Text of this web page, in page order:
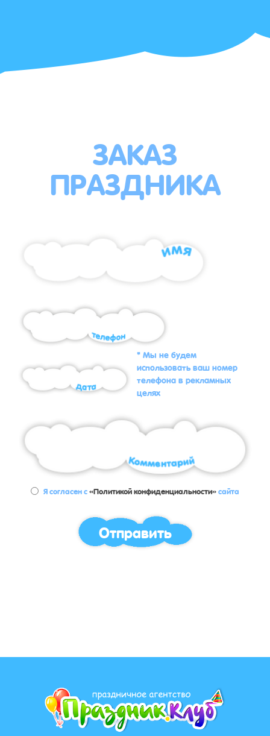
ЗАКАЗ
ПРАЗДНИКА
* Мы не будем
использовать ваш номер
телефона в рекламных
целях
Я согласен с«Политикой конфиденциальности»сайта
Отправить